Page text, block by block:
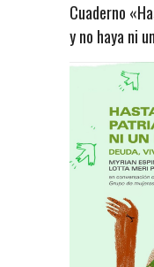
Cuaderno
y no haya ni